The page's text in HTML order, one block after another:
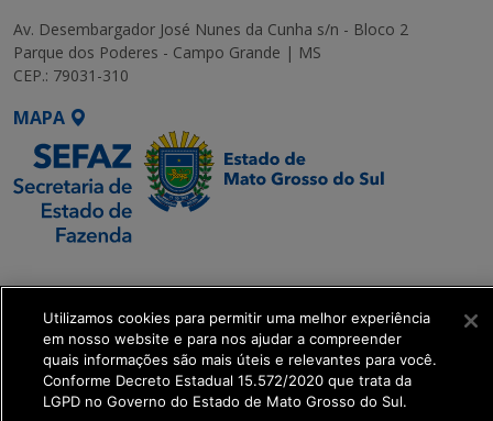
Av. Desembargador José Nunes da Cunha s/n - Bloco 2
Parque dos Poderes - Campo Grande | MS
CEP.: 79031-310
MAPA
Executiva de
Transformação Digital
get_footer();
Utilizamos cookies para permitir uma melhor experiência
em nosso website e para nos ajudar a compreender
quais informações são mais úteis e relevantes para você.
Conforme Decreto Estadual 15.572/2020 que trata da
LGPD no Governo do Estado de Mato Grosso do Sul.